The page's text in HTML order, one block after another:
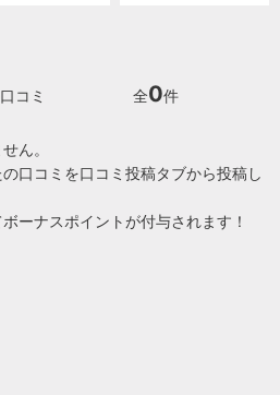
コミ 全0件
ん。
口コミを口コミ投稿タブから投稿し
ーナスポイントが付与されます！